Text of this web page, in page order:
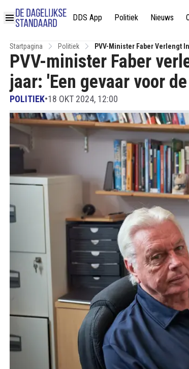
DDS App Politiek Nieuws
Startpagina Politiek PVV-Minister Faber Verlengt
PVV-minister Faber
jaar: 'Een gevaar voor
POLITIEK•18 OKT 2024, 12:00